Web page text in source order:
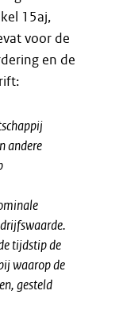
15aj,
voor de
en de
andere
tijdstip de
waarop de
gesteld